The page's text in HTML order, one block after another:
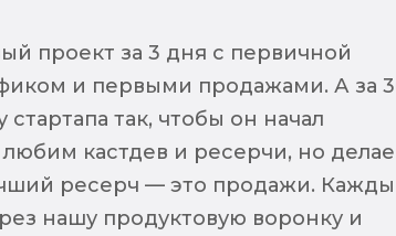
проект за 3 дня с первичной
и первыми продажами. А за
так, чтобы он начал
кастдев и ресерчи, но
ресерч — это продажи.
нашу продуктовую воронку и